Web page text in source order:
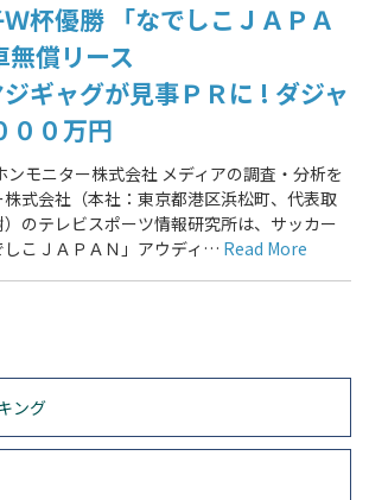
杯優勝 「なでしこＪＡＰＡ
無償リース
ギャグが見事ＰＲに ! ダジャ
００万円
ンモニター株式会社 メディアの調査・分析を
式会社（本社：東京都港区浜松町、代表取
のテレビスポーツ情報研究所は、サッカー
しこＪＡＰＡＮ」アウディ… Read More
ング